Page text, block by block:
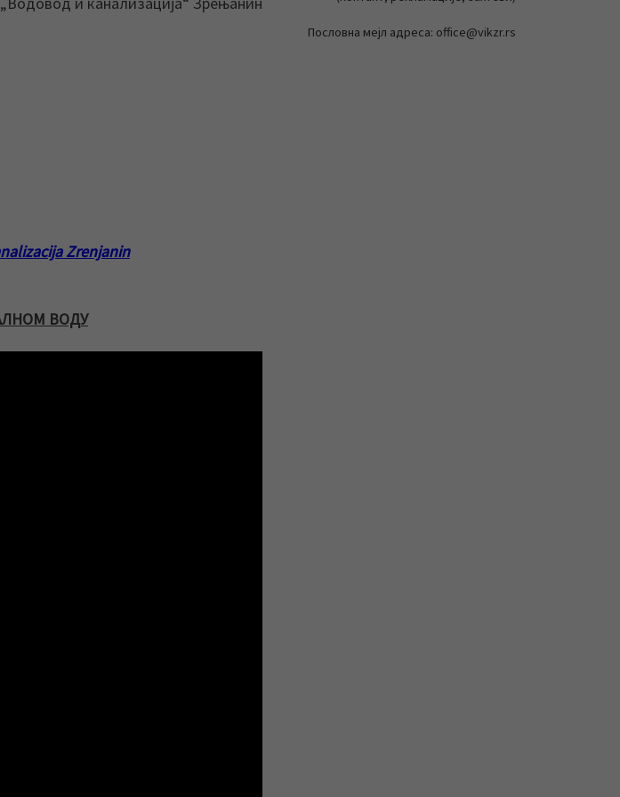
Zrenjanin
ВОДУ
Пословна мејл адреса: office@vikzr.rs